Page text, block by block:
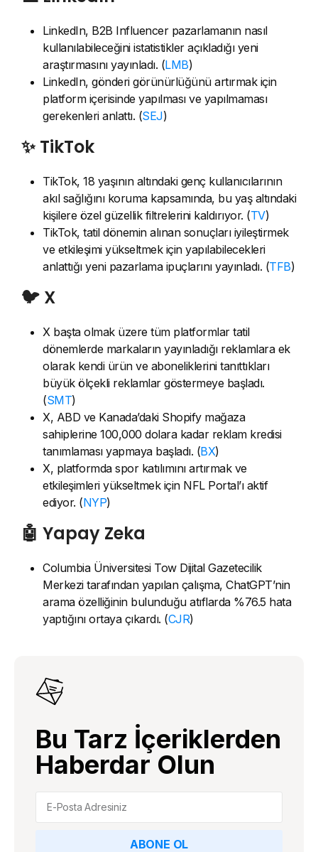
LinkedIn, B2B Influencer pazarlamanın nasıl
kullanılabileceğini istatistikler açıkladığı yeni
araştırmasını yayınladı. (LMB)
LinkedIn, gönderi görünürlüğünü artırmak için
platform içerisinde yapılması ve yapılmaması
gerekenleri anlattı. (SEJ)
✨ TikTok
TikTok, 18 yaşının altındaki genç kullanıcılarının
akıl sağlığını koruma kapsamında, bu yaş altındaki
kişilere özel güzellik filtrelerini kaldırıyor. (TV)
TikTok, tatil dönemin alınan sonuçları iyileştirmek
ve etkileşimi yükseltmek için yapılabilecekleri
anlattığı yeni pazarlama ipuçlarını yayınladı. (TFB)
🐦 X
X başta olmak üzere tüm platformlar tatil
dönemlerde markaların yayınladığı reklamlara ek
olarak kendi ürün ve aboneliklerini tanıttıkları
büyük ölçekli reklamlar göstermeye başladı.
(SMT)
X, ABD ve Kanada’daki Shopify mağaza
sahiplerine 100,000 dolara kadar reklam kredisi
tanımlaması yapmaya başladı. (BX)
X, platformda spor katılımını artırmak ve
etkileşimleri yükseltmek için NFL Portal’ı aktif
ediyor. (NYP)
🤖 Yapay Zeka
Columbia Üniversitesi Tow Dijital Gazetecilik
Merkezi tarafından yapılan çalışma, ChatGPT’nin
arama özelliğinin bulunduğu atıflarda %76.5 hata
yaptığını ortaya çıkardı. (CJR)
Bu Tarz İçeriklerden
Haberdar Olun
ABONE OL